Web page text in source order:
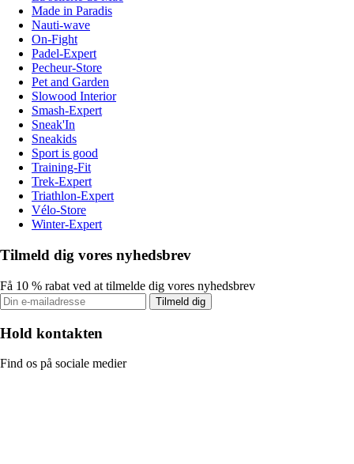
Made in Paradis
Nauti-wave
On-Fight
Padel-Expert
Pecheur-Store
Pet and Garden
Slowood Interior
Smash-Expert
Sneak'In
Sneakids
Sport is good
Training-Fit
Trek-Expert
Triathlon-Expert
Vélo-Store
Winter-Expert
Tilmeld dig vores nyhedsbrev
Få 10 % rabat ved at tilmelde dig vores nyhedsbrev
Tilmeld dig
Hold kontakten
Find os på sociale medier